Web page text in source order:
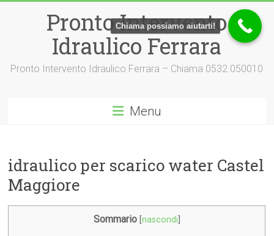
Pronto Intervento
Idraulico Ferrara
Pronto Intervento Idraulico Ferrara – Chiama 0532 050010
Menu
idraulico per scarico water Castel
Maggiore
Sommario nascondi
Chiama possiamo aiutarti!